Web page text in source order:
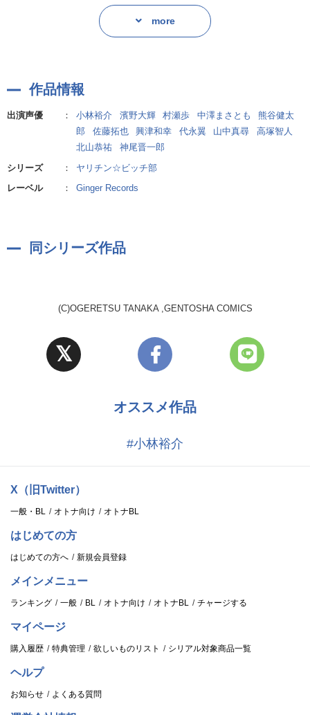
今回のヤリチンビッチ部はひと味違う！
いつものハイテンションはそのままに、
原作：おげれつたなか（幻冬舎コミックス刊 バーズコミックス ル
遠野高志
（CV:小林裕介）
が、遠野への恋心を自覚してしまい!?
（CV:村瀬歩）
たのをキッカケに遠野が気になり始める。
３年。ネコ専門。潔癖症で被害妄想癖。女装を好む傾向あり。ヤリ
部の活動では、松村先生がお得意様のようだが……？
（CV:熊谷健太郎）
１年。通称「ジミー」。百合に恋するストーカー。百合のことしか
見ていない。
百合絢斗
（CV:佐藤拓也）
２年。副部長。ちょっと頭がおかしいけどスポーツ万能で学年首
田村 唯
（CV:興津和幸）
more
作品情報
出演声優 ： 小林裕介 濱野大輝 村瀬歩 中澤まさとも
熊谷健太
郎
佐藤拓也 興津和幸 代永翼 山中真尋
高塚智人
北山恭祐
神尾晋一郎
シリーズ
：
ヤリチン☆ビッチ部
レーベル
： Ginger Records
同シリーズ作品
(C)OGERETSU TANAKA ,GENTOSHA COMICS
オススメ作品
#小林裕介
X（旧Twitter）
一般・BL オトナ向け オトナBL
はじめての方
はじめての方へ 新規会員登録
メインメニュー
ランキング 一般 BL オトナ向け オトナBL チャージする
マイページ
購入履歴 特典管理 欲しいものリスト シリアル対象商品一覧
ヘルプ
お知らせ よくある質問